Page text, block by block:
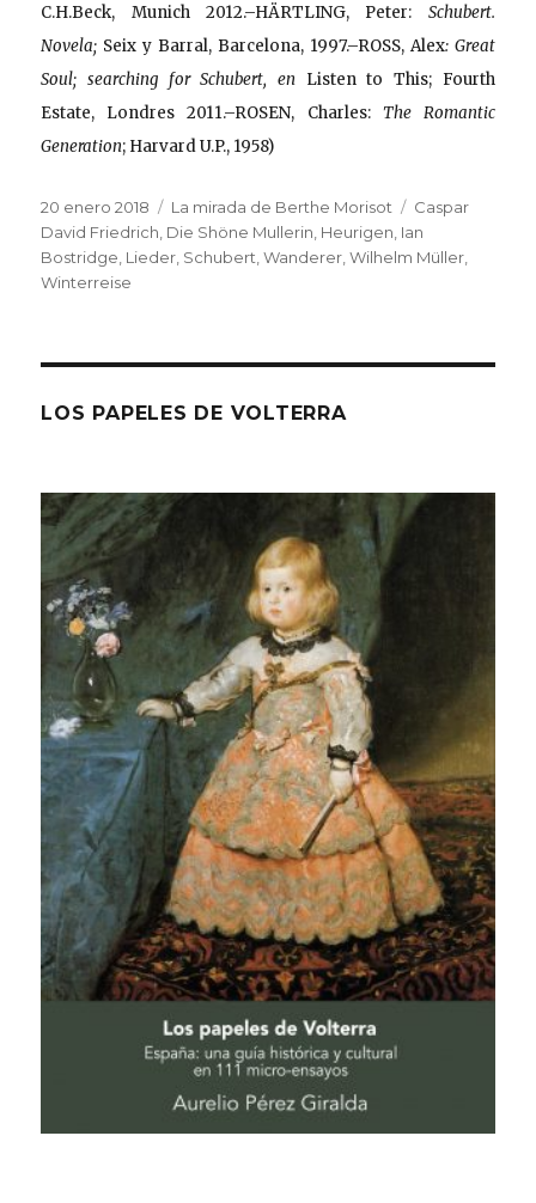
C.H.Beck, Munich 2012.–HÄRTLING, Peter: Schubert.
Novela; Seix y Barral, Barcelona, 1997.–ROSS, Alex: Great
Soul; searching for Schubert, en Listen to This; Fourth
Estate, Londres 2011.–ROSEN, Charles: The Romantic
Generation; Harvard U.P., 1958)
Publicado
el
20 enero 2018 Categorías
La mirada de Berthe Morisot Etiquetas
Caspar
David Friedrich Die Shöne Mullerin Heurigen Ian
Bostridge Lieder Schubert ,Wanderer ,Wilhelm Müller
Winterreise
LOS PAPELES DE VOLTERRA